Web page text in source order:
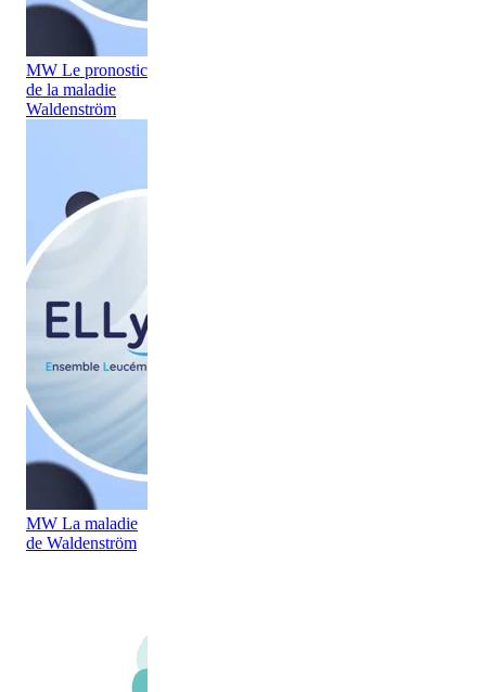
MW Le pronostic
de la maladie
Waldenström
MW La maladie
de Waldenström